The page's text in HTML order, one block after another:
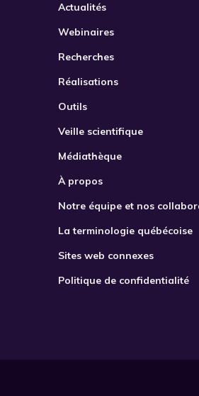
Actualités
Webinaires
Recherches
Réalisations
Outils
Veille scientifique
Médiathèque
À propos
Notre équipe et nos
La terminologie québécoise
Sites web connexes
Politique de confidentialité